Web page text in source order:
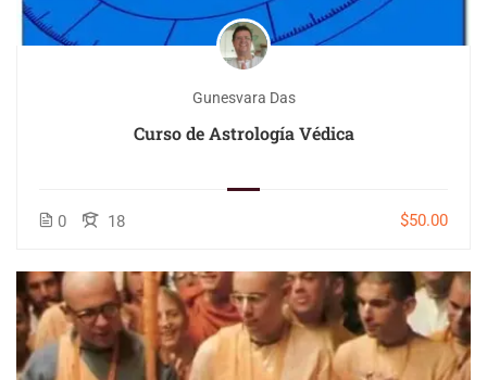
Gunesvara Das
Curso de Astrología Védica
0 18 $50.00